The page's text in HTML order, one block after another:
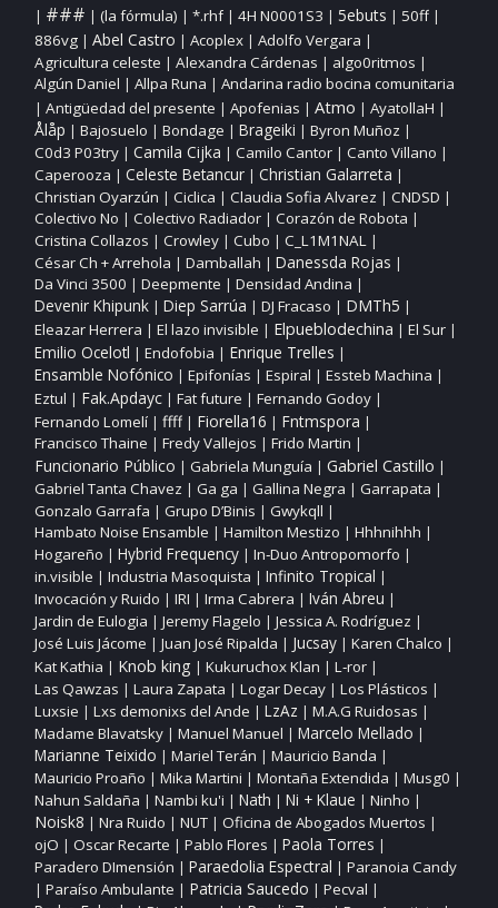
| ### | (la fórmula) | *.rhf| 4H N0001S3 | 5ebuts | 50ff|
886vg| Abel Castro | Acoplex| Adolfo Vergara |
Agricultura celeste | Alexandra Cárdenas | algo0ritmos |
Algún Daniel | Allpa Runa | Andarina radio bocina comunitaria
| Antigüedad del presente | Apofenias | Atmo | AyatollaH |
Ålåp | Bajosuelo | Bondage | Brageiki | Byron Muñoz |
C0d3 P03try| Camila Cijka | Camilo Cantor| Canto Villano |
Caperooza | Celeste Betancur| Christian Galarreta |
Christian Oyarzún | Ciclica | Claudia Sofia Alvarez | CNDSD |
Colectivo No | Colectivo Radiador| Corazón de Robota |
Cristina Collazos | Crowley| Cubo | C_L1M1NAL |
César Ch + Arrehola | Damballah | Danessda Rojas |
Da Vinci 3500 | Deepmente | Densidad Andina |
Devenir Khipunk| Diep Sarrúa | DJ Fracaso | DMTh5 |
Eleazar Herrera | El lazo invisible | Elpueblodechina | El Sur|
Emilio Ocelotl | Endofobia | Enrique Trelles |
Ensamble Nofónico | Epifonías | Espiral | Essteb Machina |
Eztul | Fak.Apdayc| Fat future | Fernando Godoy|
Fernando Lomelí| ffff| Fiorella16 | Fntmspora |
Francisco Thaine | Fredy Vallejos | Frido Martin |
Funcionario Público | Gabriela Munguía | Gabriel Castillo |
Gabriel Tanta Chavez | Ga ga | Gallina Negra | Garrapata |
Gonzalo Garrafa | Grupo D’Binis | Gwykqll |
Hambato Noise Ensamble | Hamilton Mestizo | Hhhnihhh |
Hogareño | Hybrid Frequency| In‑Duo Antropomorfo |
in.visible | Industria Masoquista | Infinito Tropical |
Invocación y Ruido | IRI | Irma Cabrera | Iván Abreu |
Jardin de Eulogia | Jeremy Flagelo | Jessica A. Rodríguez |
José Luis Jácome | Juan José Ripalda | Jucsay| Karen Chalco |
Kat Kathia | Knob king | Kukuruchox Klan | L‑ror|
Las Qawzas | Laura Zapata | Logar Decay| Los Plásticos |
Luxsie | Lxs demonixs del Ande | LzAz | M.A.G Ruidosas |
Madame Blavatsky| Manuel Manuel | Marcelo Mellado |
Marianne Teixido | Mariel Terán | Mauricio Banda |
Mauricio Proaño | Mika Martini | Montaña Extendida | Musg0 |
Nahun Saldaña | Nambi ku'i | Nath | Ni + Klaue | Ninho |
Noisk8 | Nra Ruido | NUT| Oficina de Abogados Muertos |
ojO | Oscar Recarte | Pablo Flores | Paola Torres |
Paradero DImensión | Paraedolia Espectral | Paranoia Candy
| Paraíso Ambulante | Patricia Saucedo | Pecval |